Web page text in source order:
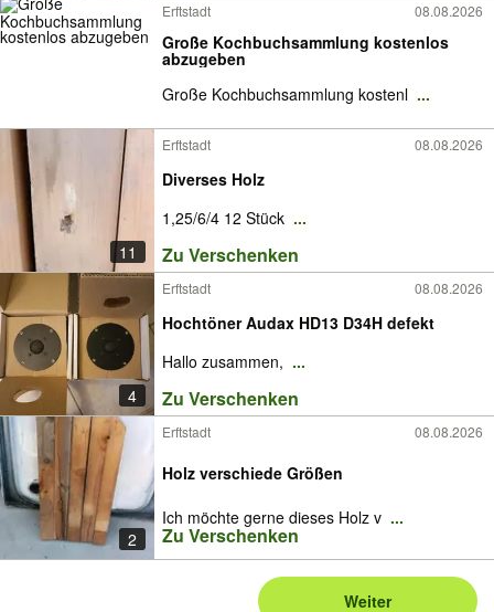
Erftstadt 08.08.2026
Große Kochbuchsammlung kostenlos
abzugeben
Große Kochbuchsammlung kostenl ...
11
Erftstadt 08.08.2026
Diverses Holz
1,25/6/4 12 Stück ...
Zu Verschenken
4
Erftstadt 08.08.2026
Hochtöner Audax HD13 D34H defekt
Hallo zusammen, ...
Zu Verschenken
2
Erftstadt 08.08.2026
Holz verschiede Größen
Ich möchte gerne dieses Holz v ...
Zu Verschenken
Weiter